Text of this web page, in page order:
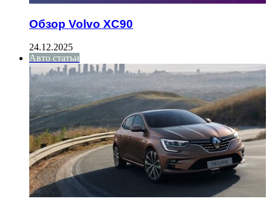
Обзор Volvo XC90
24.12.2025
Авто статьи